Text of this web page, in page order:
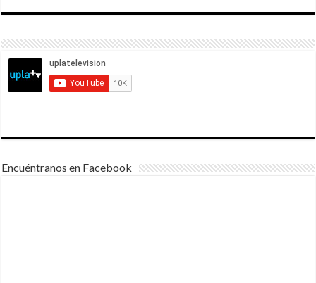
Encuéntranos en Facebook